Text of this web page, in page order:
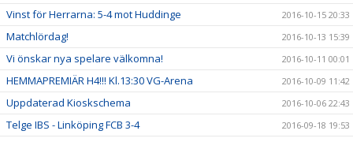
Vinst för Herrarna: 5-4 mot Huddinge 2016-10-15 20:33
Matchlördag! 2016-10-13 15:39
Vi önskar nya spelare välkomna! 2016-10-11 00:01
HEMMAPREMIÄR H4!!! Kl.13:30 VG-Arena 2016-10-09 11:42
Uppdaterad Kioskschema 2016-10-06 22:43
Telge IBS - Linköping FCB 3-4 2016-09-18 19:53